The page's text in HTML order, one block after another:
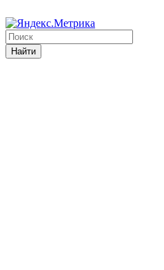
Найти